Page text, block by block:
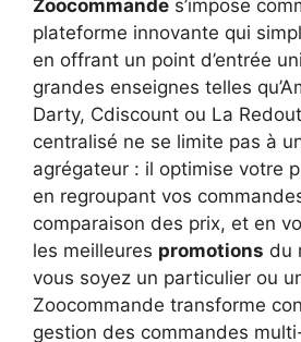
Zoocommande s’impose
plateforme innovante qui
en offrant un point d’entrée
grandes enseignes telles
Darty, Cdiscount ou La
centralisé ne se limite pas à
agrégateur : il optimise votre
en regroupant vos
comparaison des prix, et en
les meilleures promotions du
vous soyez un particulier ou
Zoocommande transforme
gestion des commandes